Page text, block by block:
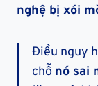
nghệ bị xói
Điều nguy
chỗ nó sai